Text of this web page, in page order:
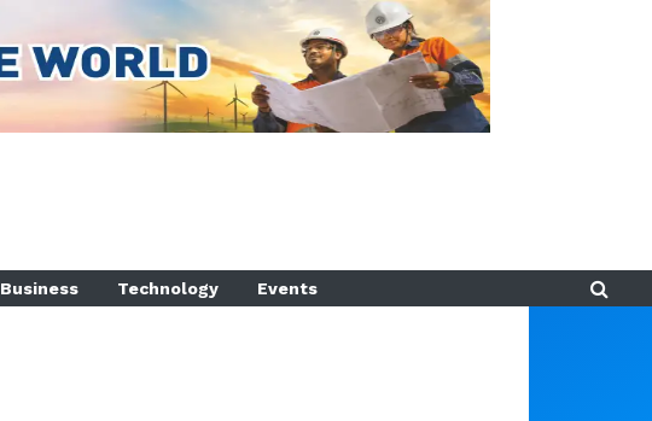
Business Technology Events